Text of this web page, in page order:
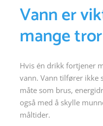
Vann er
mange tror
Hvis én drikk fortjener
vann. Vann tilfører ikke
måte som brus,
også med å skylle
måltider.